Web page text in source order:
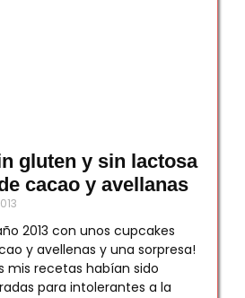
gluten y sin lactosa
cacao y avellanas
2013 con unos cupcakes
y avellenas y una sorpresa!
mis recetas habían sido
para intolerantes a la